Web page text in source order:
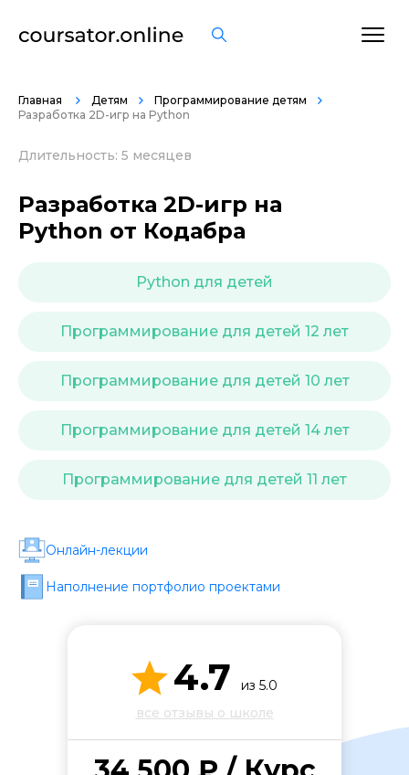
Главная Детям
Программирование детям
Разработка 2D-игр на Python
Длительность: 5 месяцев
Разработка 2D-игр на
Python от Кодабра
Python для детей
Программирование для детей 12 лет
Программирование для детей 10 лет
Программирование для детей 14 лет
Программирование для детей 11 лет
Онлайн-лекции
Наполнение портфолио проектами
4.7
из 5.0
все отзывы о школе
Подача материала *
Программа обучения *